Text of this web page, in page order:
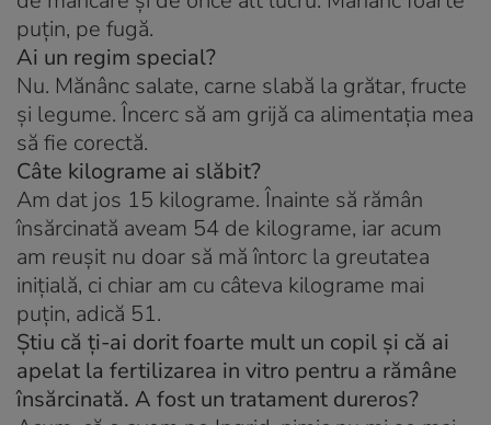
puţin, pe fugă.
Ai un regim special?
Nu. Mănânc salate, carne slabă la grătar, fructe
şi legume. Încerc să am grijă ca alimentaţia mea
să fie corectă.
Câte kilograme ai slăbit?
Am dat jos 15 kilograme. Înainte să rămân
însărcinată aveam 54 de kilograme, iar acum
am reuşit nu doar să mă întorc la greutatea
iniţială, ci chiar am cu câteva kilograme mai
puţin, adică 51.
Ştiu că ţi-ai dorit foarte mult un copil şi că ai
apelat la fertilizarea in vitro pentru a rămâne
însărcinată. A fost un tratament dureros?